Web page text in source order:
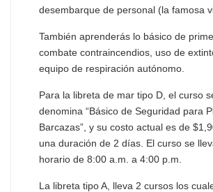
desembarque de personal (la famosa
También aprenderás lo básico de
combate contraincendios, uso de
equipo de respiración autónomo.
Para la libreta de mar tipo D, el curso
denomina “Básico de Seguridad para
Barcazas”, y su costo actual es de
una duración de 2 días. El curso se
horario de 8:00 a.m. a 4:00 p.m.
La libreta tipo A, lleva 2 cursos los